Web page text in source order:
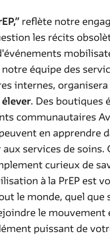
reflète notre
les récits
équipe des
internes,
. Des boutiques
communautaires
en apprendre
services de soins.
curieux de
à la PrEP est
le monde, quel que
le mouvement
puissant de